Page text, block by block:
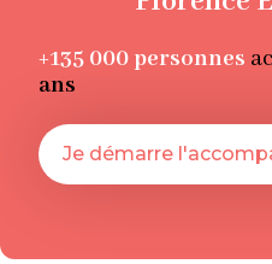
+135 000 personnes
ans
Je démarre